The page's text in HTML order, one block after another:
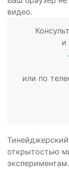
видео.
и
или по
открытостью